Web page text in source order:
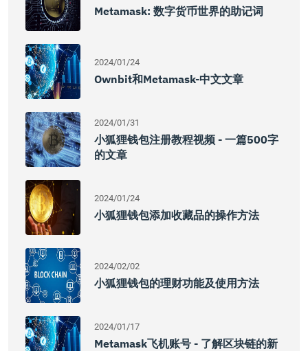
Metamask: 数字货币世界的助记词
2024/01/24
Ownbit和Metamask-中文文章
2024/01/31
小狐狸钱包注册教程视频 - 一篇500字
的文章
2024/01/24
小狐狸钱包添加收藏品的操作方法
2024/02/02
小狐狸钱包的理财功能及使用方法
2024/01/17
Metamask飞机账号 - 了解区块链的新